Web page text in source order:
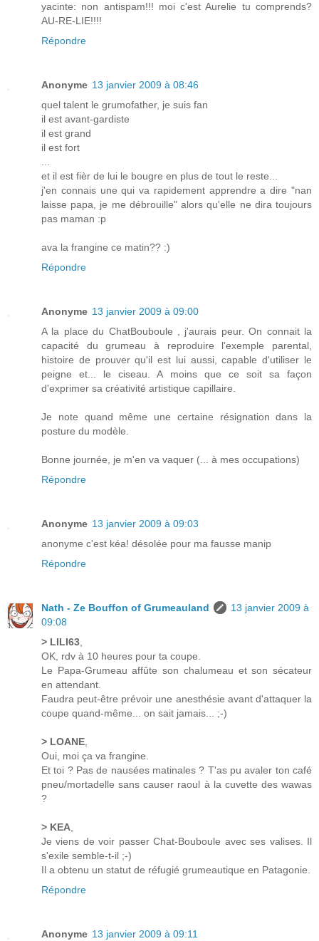
yacinte: non antispam!!! moi c'est Aurelie tu comprends?
AU-RE-LIE!!!!
Répondre
Anonyme 13 janvier 2009 à 08:46
quel talent le grumofather, je suis fan
il est avant-gardiste
il est grand
il est fort
...
et il est fièr de lui le bougre en plus de tout le reste...
j'en connais une qui va rapidement apprendre a dire "nan
laisse papa, je me débrouille" alors qu'elle ne dira toujours
pas maman :p
ava la frangine ce matin?? :)
Répondre
Anonyme 13 janvier 2009 à 09:00
A la place du ChatBouboule , j'aurais peur. On connait la
capacité du grumeau à reproduire l'exemple parental,
histoire de prouver qu'il est lui aussi, capable d'utiliser le
peigne et... le ciseau. A moins que ce soit sa façon
d'exprimer sa créativité artistique capillaire.
Je note quand même une certaine résignation dans la
posture du modèle.
Bonne journée, je m'en va vaquer (... à mes occupations)
Répondre
Anonyme 13 janvier 2009 à 09:03
anonyme c'est kéa! désolée pour ma fausse manip
Répondre
Nath - Ze Bouffon of Grumeauland
13 janvier 2009 à
09:08
> LILI63,
OK, rdv à 10 heures pour ta coupe.
Le Papa-Grumeau affûte son chalumeau et son sécateur
en attendant.
Faudra peut-être prévoir une anesthésie avant d'attaquer la
coupe quand-même... on sait jamais... ;-)
> LOANE,
Oui, moi ça va frangine.
Et toi ? Pas de nausées matinales ? T'as pu avaler ton café
pneu/mortadelle sans causer raoul à la cuvette des wawas
?
> KEA,
Je viens de voir passer Chat-Bouboule avec ses valises. Il
s'exile semble-t-il ;-)
Il a obtenu un statut de réfugié grumeautique en Patagonie.
Répondre
Anonyme 13 janvier 2009 à 09:11